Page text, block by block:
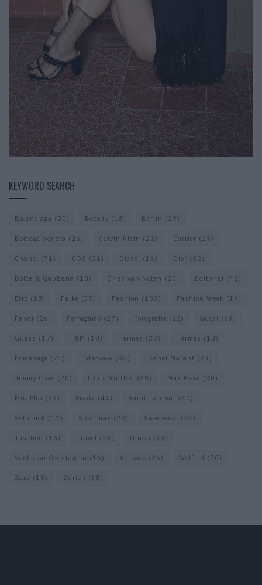
KEYWORD SEARCH
Balenciaga (20) Beauty (18) Berlin (29)
Bottega Veneta (26) Calvin Klein (22) Cartier (25)
Chanel (71) COS (21) Diesel (16) Dior (52)
Dolce & Gabbana (18) Dries van Noten (20) Editorial (42)
Etro (18) Falke (35) Fashion (103) Fashion Week (19)
Fendi (26) Ferragamo (27) Fotografie (22) Gucci (69)
Guess (17) H&M (18) Hermes (20) Hermès (18)
homepage (71) Interview (82) Isabel Marant (23)
Jimmy Choo (20) Louis Vuitton (58) Max Mara (30)
Miu Miu (27) Prada (44) Saint Laurent (30)
Schmuck (17) Sportmax (22) Swarovski (23)
Taschen (16) Travel (23) Uhren (33)
Vacheron Constantin (16) Versace (26) Wolford (20)
Zara (18) Zürich (38)